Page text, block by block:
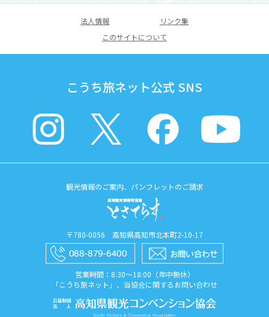
法人情報
リンク集
このサイトについて
こうち旅ネット公式 SNS
観光情報のご案内、パンフレットのご請求
〒780-0056 高知県高知市北本町2-10-17
営業時間：8:30〜18:00（年中無休）
「こうち旅ネット」、当協会に関するお問い合わせ